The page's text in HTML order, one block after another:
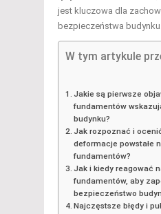
jest kluczowa dla
bezpieczeństwa budynku.
W tym artykule
Jakie są pierwsze
fundamentów
budynku?
Jak rozpoznać i
deformacje powstałe
fundamentów?
Jak i kiedy reagować
fundamentów, aby
bezpieczeństwo
Najczęstsze błędy i